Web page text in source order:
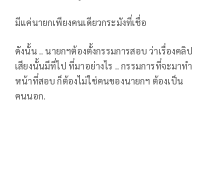
มีแค่นายกเพียงคนเดียวกระมังที่เชื่อ
ดังนั้น .. นายกฯต้องตั้งกรรมการสอบ ว่าเรื่องคลิป
เสียงนั้นมีที่ไป ที่มาอย่างไร .. กรรมการที่จะมาทำ
หน้าที่สอบ ก็ต้องไม่ใช่คนของนายกฯ ต้องเป็น
คนนอก.